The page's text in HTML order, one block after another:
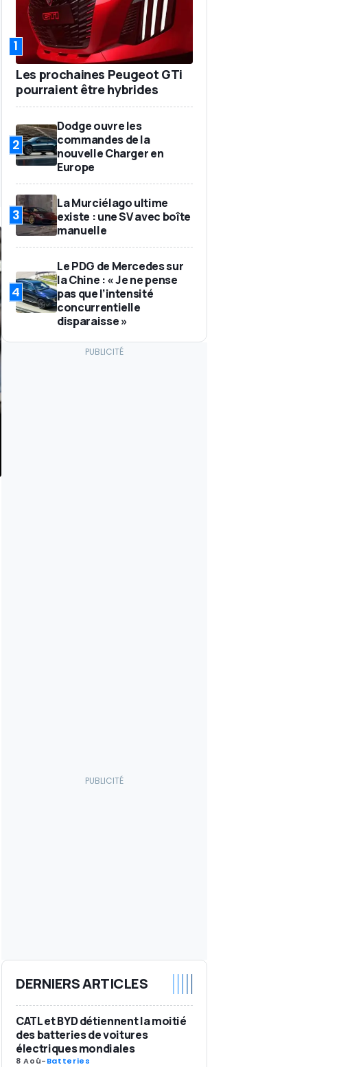
1
Les prochaines Peugeot GTi
pourraient être hybrides
2
Dodge ouvre les
commandes de la
nouvelle Charger en
Europe
3
La Murciélago ultime
existe : une SV avec boîte
manuelle
4
Le PDG de Mercedes sur
la Chine : « Je ne pense
pas que l’intensité
concurrentielle
disparaisse »
DERNIERS ARTICLES
CATL et BYD détiennent la moitié
des batteries de voitures
électriques mondiales
8 Aoû-Batteries